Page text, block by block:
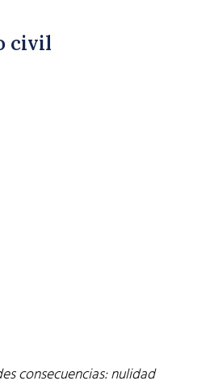
civil
consecuencias: nulidad